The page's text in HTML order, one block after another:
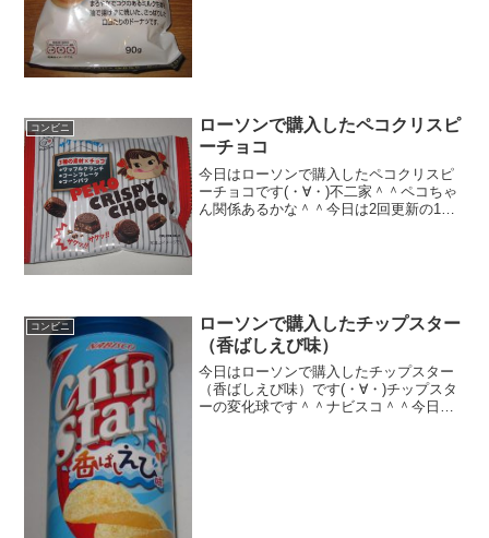
コンビニ
ローソンで購入したペコクリスピ
ーチョコ
今日はローソンで購入したペコクリスピ
ーチョコです(・∀・)不二家＾＾ペコちゃ
ん関係あるかな＾＾今日は2回更新の1回
コンビニ
ローソンで購入したチップスター
（香ばしえび味）
今日はローソンで購入したチップスター
（香ばしえび味）です(・∀・)チップスタ
ーの変化球です＾＾ナビスコ＾＾今日は2